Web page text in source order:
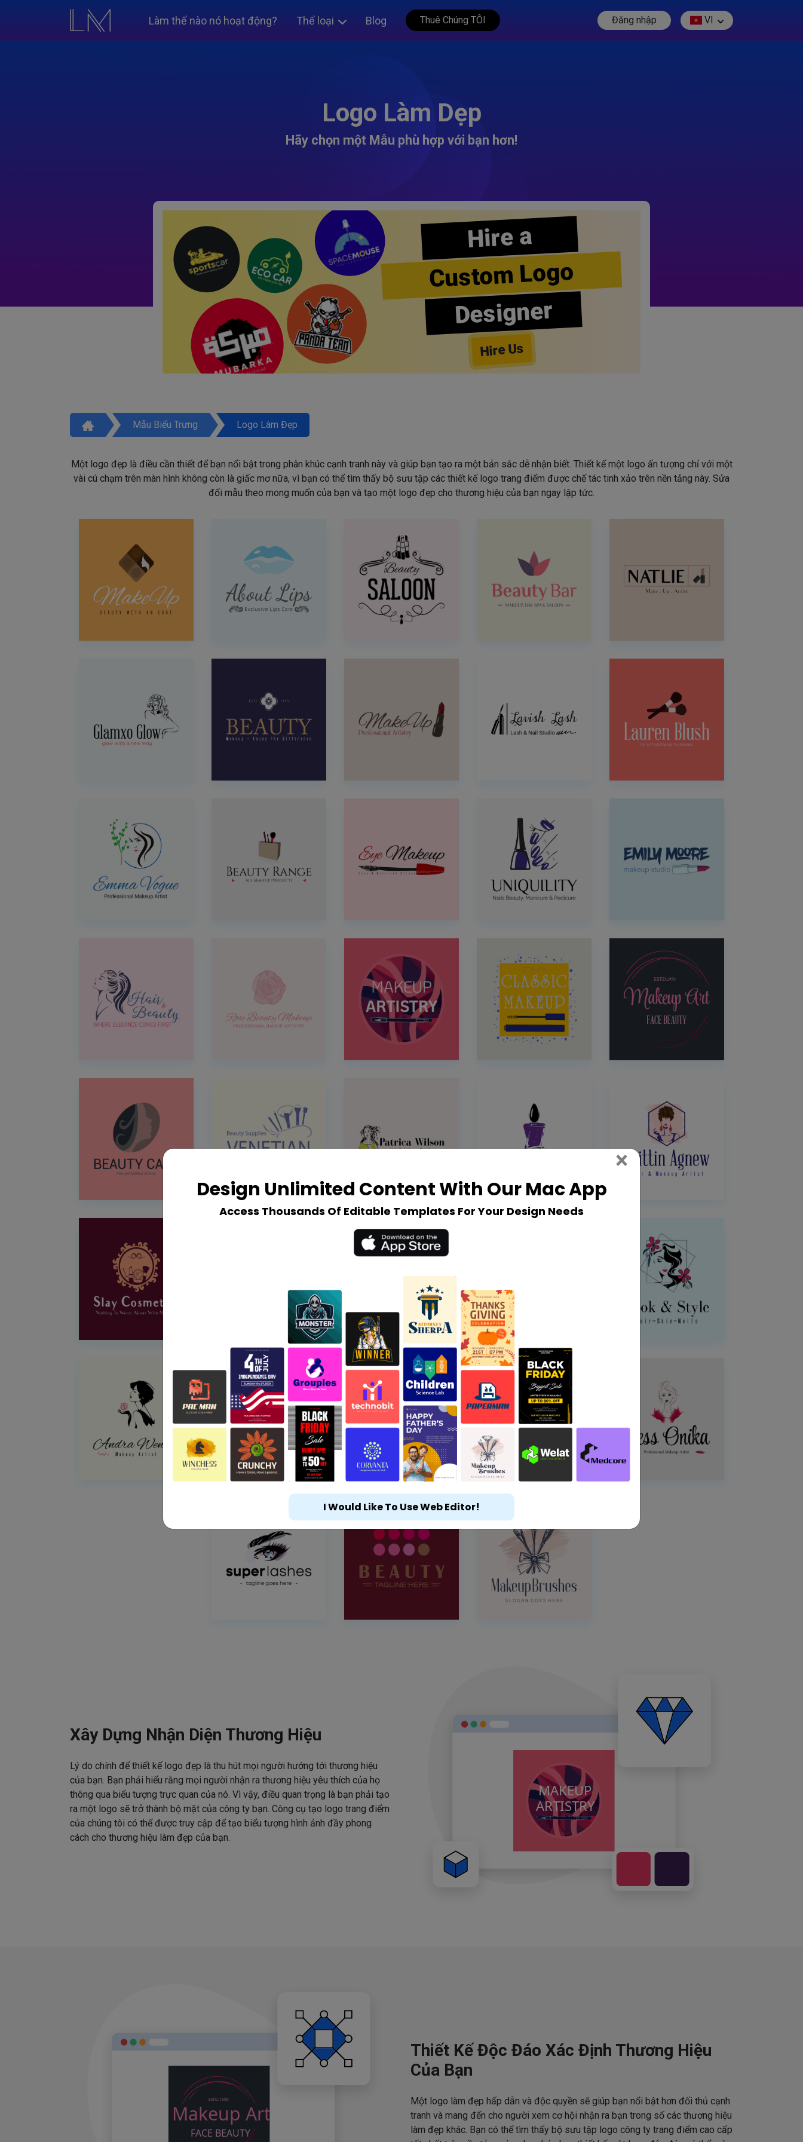
Làm thế nào nó hoạt động? Thể loại Blog Thuê Chúng TÔI Đăng nhập VI
Logo Làm Dẹp
Hãy chọn một Mẫu phù hợp với bạn hơn!
Hire a
Custom Logo
Designer
Hire Us
Mẫu Biểu Trưng Logo Làm Đẹp
Một logo đẹp là điều cần thiết để bạn nổi bật trong phân khúc cạnh tranh này và giúp bạn tạo ra một bản sắc dễ nhận biết. Thiết kế một logo ấn tượng chỉ với một
vài cú chạm trên màn hình không còn là giấc mơ nữa, vì bạn có thể tìm thấy bộ sưu tập các thiết kế logo trang điểm được chế tác tinh xảo trên nền tảng này. Sửa
đổi mẫu theo mong muốn của bạn và tạo một logo đẹp cho thương hiệu của bạn ngay lập tức.
Xây Dựng Nhận Diện Thương Hiệu
Lý do chính để thiết kế logo đẹp là thu hút mọi người hướng tới thương hiệu
của bạn. Bạn phải hiểu rằng mọi người nhận ra thương hiệu yêu thích của họ
thông qua biểu tượng trực quan của nó. Vì vậy, điều quan trọng là bạn phải tạo
ra một logo sẽ trở thành bộ mặt của công ty bạn. Công cụ tạo logo trang điểm
của chúng tôi có thể được truy cập để tạo biểu tượng hình ảnh đầy phong
cách cho thương hiệu làm đẹp của bạn.
Thiết Kế Độc Đáo Xác Định Thương Hiệu
Của Bạn
Một logo làm đẹp hấp dẫn và độc quyền sẽ giúp bạn nổi bật hơn đối thủ cạnh
tranh và mang đến cho người xem cơ hội nhận ra bạn trong số các thương hiệu
làm đẹp khác. Bạn có thể tìm thấy bộ sưu tập logo công ty trang điểm cao cấp
Design Unlimited Content With Our Mac App
Access Thousands Of Editable Templates For Your Design Needs
× Close
I Would Like To Use Web Editor!